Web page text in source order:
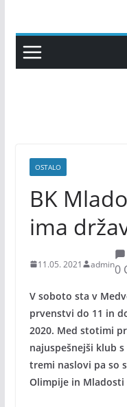
content
OSTALO
BK
ima
11.05. 2021 admin0
V soboto sta v
prvenstvi do 11 in
2020. Med stotimi
najuspešnejši klub
tremi naslovi pa so
Olimpije in Mladosti